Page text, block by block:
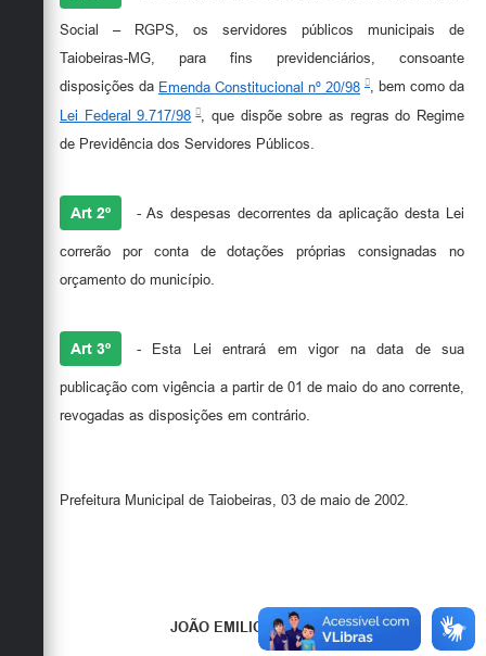
Social – RGPS, os servidores públicos municipais de
Taiobeiras-MG, para fins previdenciários, consoante
disposições da Emenda Constitucional nº 20/98
, bem como da
Lei Federal 9.717/98
, que dispõe sobre as regras do Regime
de Previdência dos Servidores Públicos.
Art 2º - As despesas decorrentes da aplicação desta Lei
correrão por conta de dotações próprias consignadas no
orçamento do município.
Art 3º - Esta Lei entrará em vigor na data de sua
publicação com vigência a partir de 01 de maio do ano corrente,
revogadas as disposições em contrário.
Prefeitura Municipal de Taiobeiras, 03 de maio de 2002.
JOÃO EMILIO ARIFA SILVA